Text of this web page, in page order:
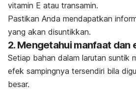
vitamin E atau transamin.
Pastikan Anda mendapatkan
yang akan disuntikkan.
2. Mengetahui manfaat dan
Setiap bahan dalam larutan suntik
efek sampingnya tersendiri bila
besar.